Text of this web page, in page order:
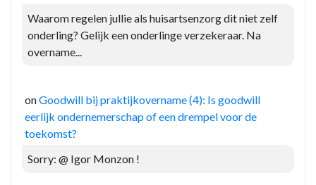
Waarom regelen jullie als huisartsenzorg dit niet zelf
onderling? Gelijk een onderlinge verzekeraar. Na
overname...
onGoodwill bij praktijkovername (4): Is goodwill
eerlijk ondernemerschap of een drempel voor de
toekomst?
Sorry: @ Igor Monzon !